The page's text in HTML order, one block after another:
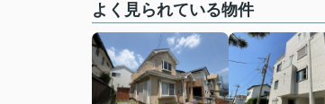
よく見られている物件